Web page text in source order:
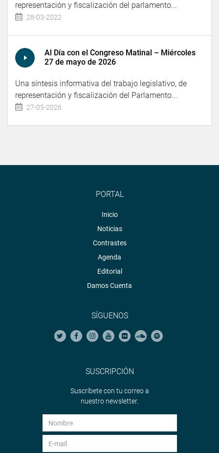
representación y fiscalización del parlamento...
28-03-2022
Al Día con el Congreso Matinal – Miércoles
27 de mayo de 2026
Una síntesis informativa del trabajo legislativo, de
representación y fiscalización del Parlamento...
27-05-2026
PORTAL
Inicio
Noticias
Contrastes
Agenda
Editorial
Damos Cuenta
SÍGUENOS
SUSCRIPCIÓN
Suscríbete con tu correo a
nuestro newsletter.